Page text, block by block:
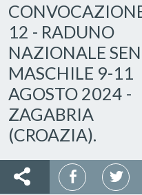
12 - RADUNO
NAZIONALE
MASCHILE 9-11
AGOSTO 2024 -
ZAGABRIA
(CROAZIA).